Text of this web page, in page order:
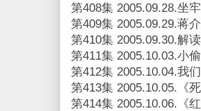
第408集 2005.09.28.坐
第409集 2005.09.29.蒋
第410集 2005.09.30.解
第411集 2005.10.03.小
第412集 2005.10.04.我
第413集 2005.10.05.《
第414集 2005.10.06.《